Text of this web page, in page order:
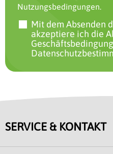
Nutzungsbedingungen.
Mit dem Absenden
akzeptiere ich die
SERVICE & KONTAKT